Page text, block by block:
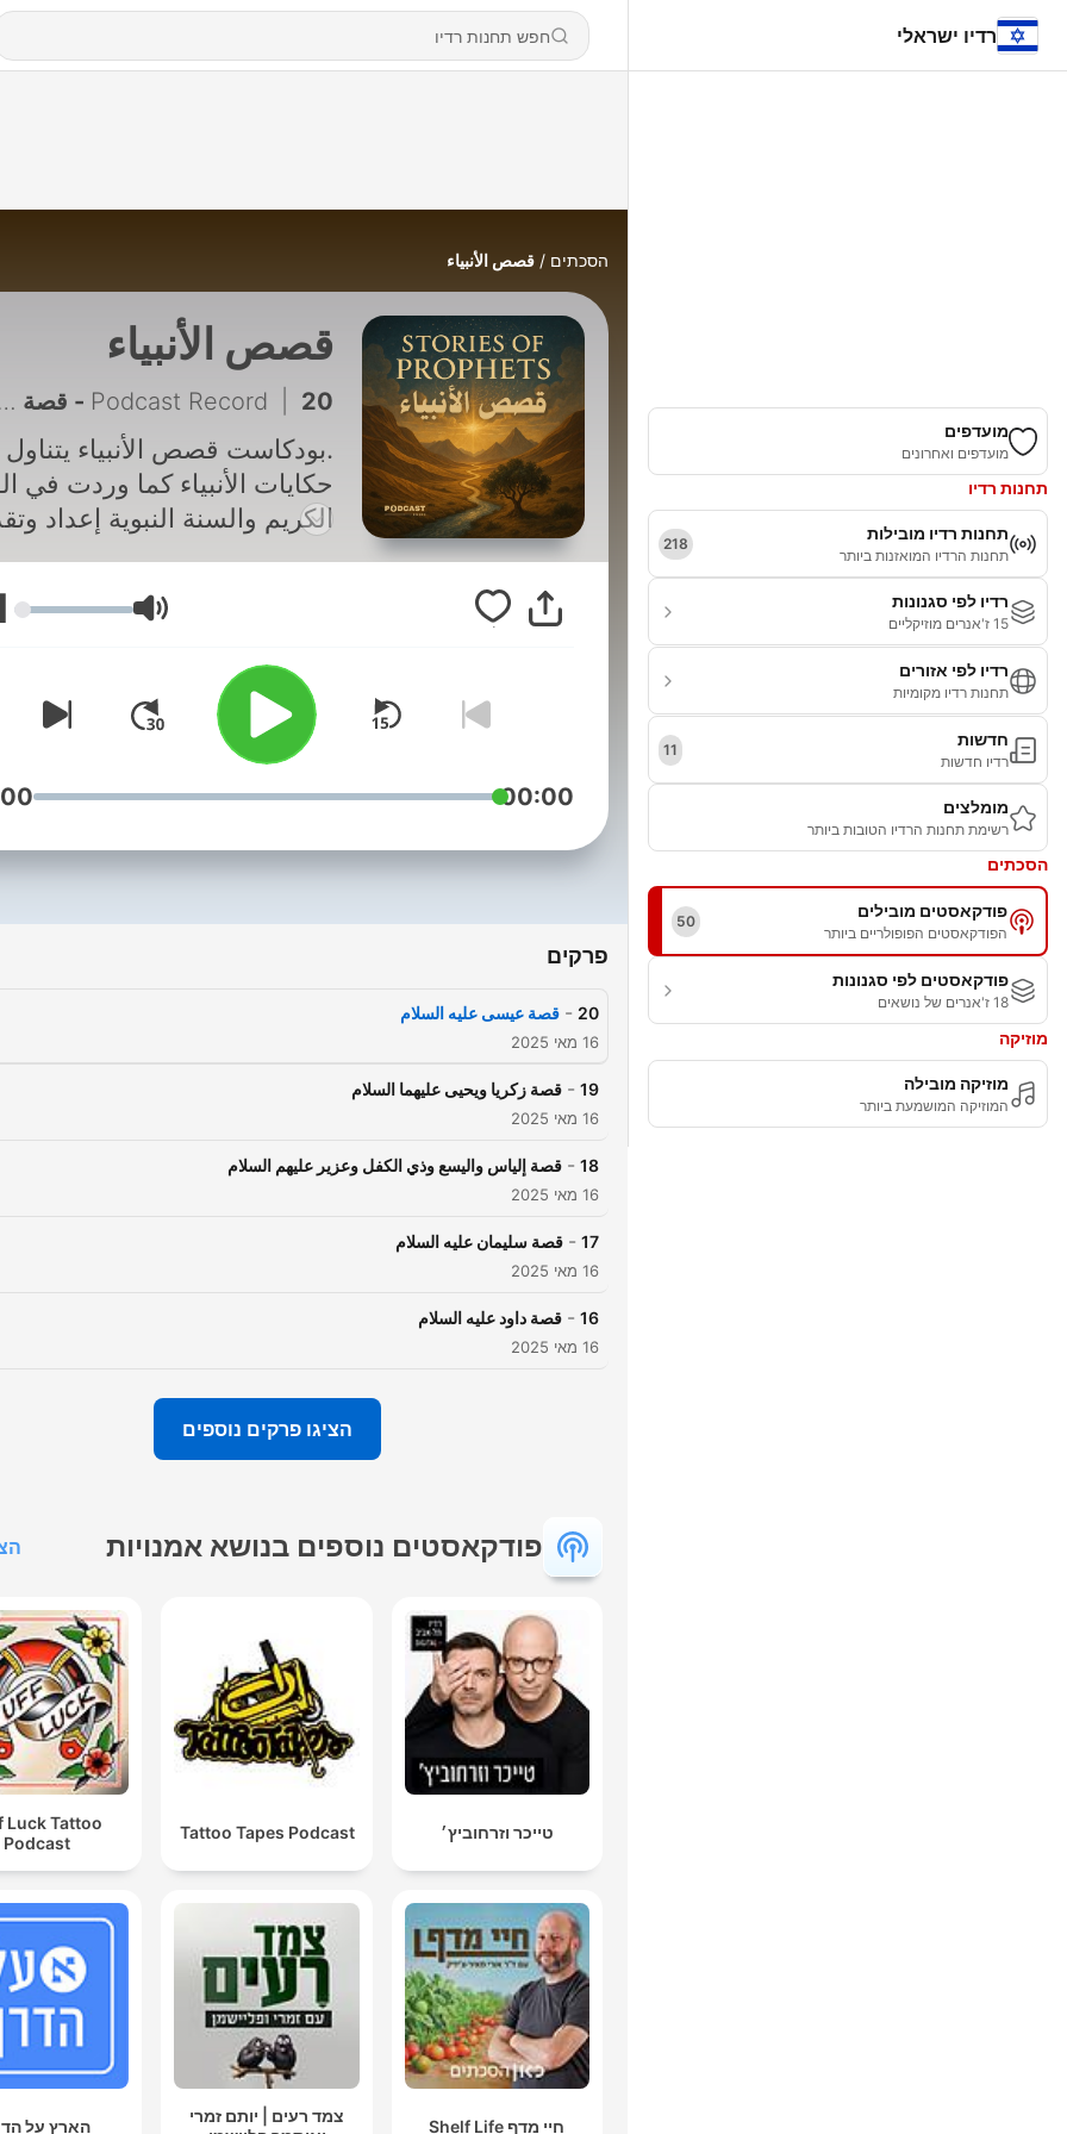
רדיו ישראלי
מועדפים
מועדפים ואחרונים
תחנות רדיו
תחנות רדיו מובילות
תחנות הרדיו המואזנות ביותר
218
רדיו לפי סגנונות
15 ז'אנרים מוזיקליים
רדיו לפי אזורים
תחנות רדיו מקומיות
חדשות
רדיו חדשות
11
מומלצים
רשימת תחנות הרדיו הטובות ביותר
הסכתים
פודקאסטים מובילים
הפודקאסטים הפופולריים ביותר
50
פודקאסטים לפי סגנונות
18 ז'אנרים של נושאים
מוזיקה
מוזיקה מובילה
המוזיקה המושמעת ביותר
הסכתים قصص الأنبياء
قصص الأنبياء
Podcast Record 20 - قصة عيسى عليه السلام
.بودكاست قصص الأنبياء يتناول
حكايات الأنبياء كما وردت في
الكريم والسنة النبوية إعداد
بصوت الشيخ أنس العمادي
البحث بالإسم للوصول
עוצמת שמע
00:00
פרקים
20
- قصة عيسى عليه السلام
16 מאי 2025
19
- قصة زكريا ويحيى عليهما السلام
16 מאי 2025
18
- قصة إلياس واليسع وذي الكفل وعزير عليهم السلام
16 מאי 2025
17
- قصة سليمان عليه السلام
16 מאי 2025
16
- قصة داود عليه السلام
16 מאי 2025
הציגו פרקים נוספים
פודקאסטים נוספים בנושא אמנויות
טייכר וזרחוביץ׳ Tattoo Tapes Podcast
Luck Tattoo
Podcast
חיי מדף Shelf Life
צמד רעים | יותם זמרי
הארץ על